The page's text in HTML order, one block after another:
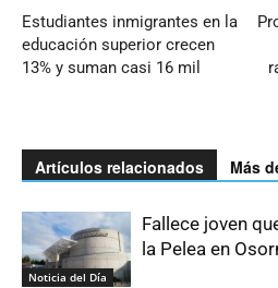
Estudiantes inmigrantes en la
educación superior crecen
13% y suman casi 16 mil
Artículos relacionados Más
Noticia del Día
Fallece joven
la Pelea en